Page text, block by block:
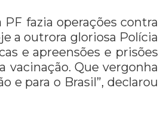
PF fazia operações contra
a outrora gloriosa Polícia
e apreensões e prisões
vacinação. Que vergonha
e para o Brasil”, declarou